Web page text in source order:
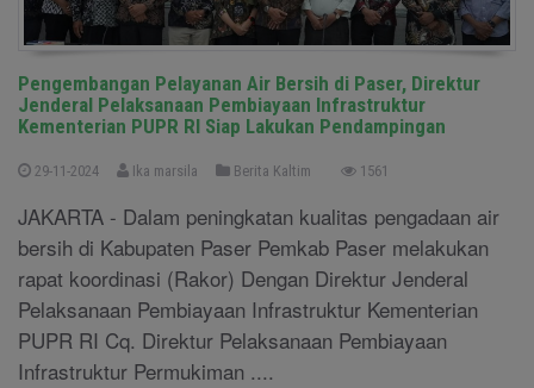
Pengembangan Pelayanan Air Bersih di Paser, Direktur
Jenderal Pelaksanaan Pembiayaan Infrastruktur
Kementerian PUPR RI Siap Lakukan Pendampingan
29-11-2024 Ika marsila Berita Kaltim 1561
JAKARTA - Dalam peningkatan kualitas pengadaan air
bersih di Kabupaten Paser Pemkab Paser melakukan
rapat koordinasi (Rakor) Dengan Direktur Jenderal
Pelaksanaan Pembiayaan Infrastruktur Kementerian
PUPR RI Cq. Direktur Pelaksanaan Pembiayaan
Infrastruktur Permukiman ....